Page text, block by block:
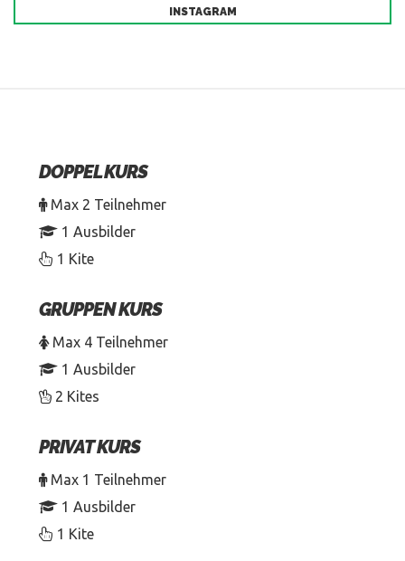
INSTAGRAM
DOPPEL KURS
Max 2 Teilnehmer
1 Ausbilder
1 Kite
GRUPPEN KURS
Max 4 Teilnehmer
1 Ausbilder
2 Kites
PRIVAT KURS
Max 1 Teilnehmer
1 Ausbilder
1 Kite